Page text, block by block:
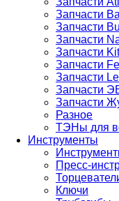
Запчасти
Запчасти
Запчасти
Запчасти
Запчасти
Запчасти
Запчасти
Запчасти
Разное
ТЭНы для
Инструменты
Пресс-
Ключи